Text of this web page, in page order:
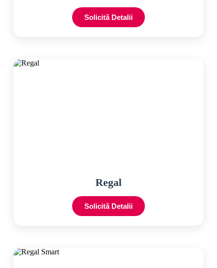
Solicită Detalii
Regal
Solicită Detalii